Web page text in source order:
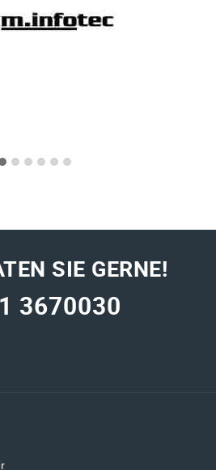
Geschäftsabwicklung."
SIE GERNE!
3670030